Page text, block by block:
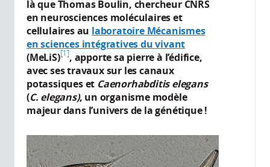
là que Thomas Boulin, chercheur CNRS
en neurosciences moléculaires et
cellulaires au laboratoire Mécanismes
en sciences intégratives du vivant
(MeLiS) 1 , apporte sa pierre à l’édifice,
avec ses travaux sur les canaux
potassiques et Caenorhabditis elegans
(C. elegans), un organisme modèle
majeur dans l’univers de la génétique !